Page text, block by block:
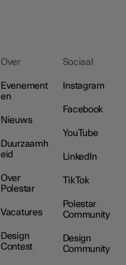
Over
Evenement
en
Nieuws
Duurzaamh
eid
Over
Polestar
Vacatures
Design
Contest
Sociaal
Instagram
Facebook
YouTube
LinkedIn
TikTok
Polestar
Community
Design
Community